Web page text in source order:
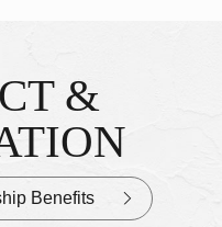
&
Benefits